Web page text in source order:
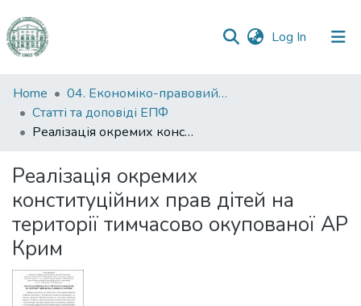
Log In (current)
Communities
&
Collections
Statistics
Home
04. Економіко-правовий факультет
Статті та доповіді ЕПФ
Реалізація окремих конституційних прав дітей на території тимчасово окупованої АР Крим
Реалізація окремих
конституційних прав дітей на
території тимчасово окупованої АР
Крим